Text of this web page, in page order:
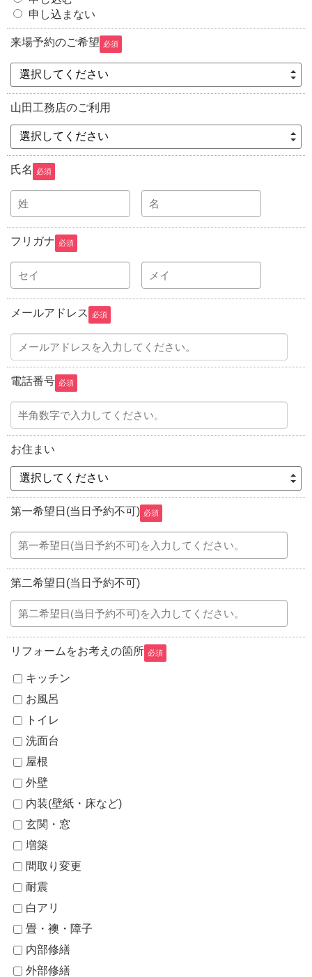
申し込まない
来場予約のご希望 必須
選択してください
山田工務店のご利用
選択してください
氏名 必須
フリガナ 必須
メールアドレス 必須
電話番号 必須
お住まい
選択してください
第一希望日(当日予約不可) 必須
第二希望日(当日予約不可)
リフォームをお考えの箇所 必須
キッチン
お風呂
トイレ
洗面台
屋根
外壁
内装(壁紙・床など)
玄関・窓
増築
間取り変更
耐震
白アリ
畳・襖・障子
内部修繕
外部修繕